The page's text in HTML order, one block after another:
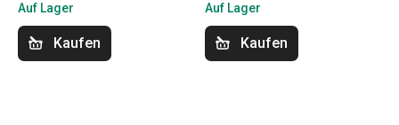
Auf Lager
Kaufen
Auf Lager
Kaufen